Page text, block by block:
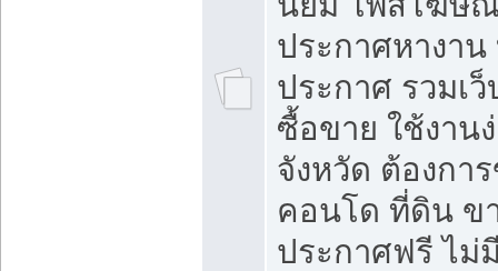
ประกาศหางาน
ประกาศ รวมเ
ซื้อขาย ใช้งาน
จังหวัด ต้องกา
คอนโด ที่ดิน ข
ประกาศฟรี ไม่